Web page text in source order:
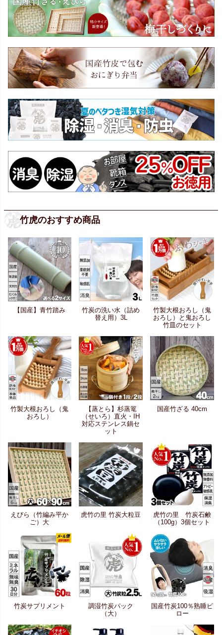
竹虎のおすすめ商品
【国産】青竹踏み
竹炭の洗い水（詰め
替え用）3L
竹製大根おろし（鬼
おろし）と鬼おろし
竹皿のセット
竹製大根おろし（鬼
おろし）
【蒸とら】杉蒸篭
（せいろ）直火・IH
対応ステンレス鍋セ
ット
国産竹ざる 40cm
えびら（竹編み平か
ご）大
虎竹の里 竹炭大粒豆
虎竹の里 竹炭石鹸
（100g）3個セット
竹炭サプリメント
調湿竹炭パック
（大）
国産竹炭100％熟睡ピ
ロー